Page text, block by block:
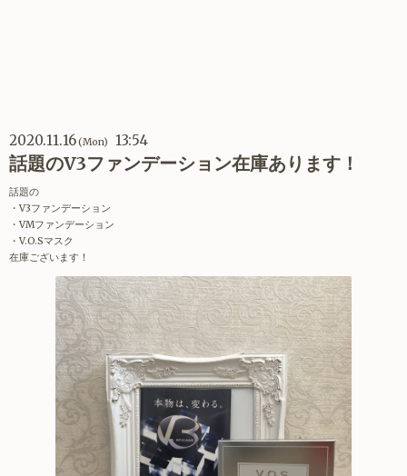
2020.11.16(Mon) 13:54
話題のV3ファンデーション在庫あります！
話題の
・V3ファンデーション
・VMファンデーション
・V.O.Sマスク
在庫ございます！